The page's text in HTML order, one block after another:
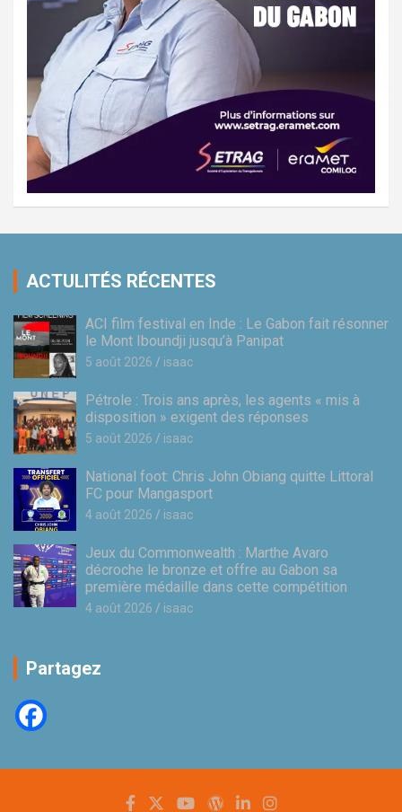
ACTULITÉS RÉCENTES
ACI film festival en Inde : Le Gabon fait résonner
le Mont Iboundji jusqu’à Panipat
5 août 2026 isaac
Pétrole : Trois ans après, les agents « mis à
disposition » exigent des réponses
5 août 2026 isaac
National foot: Chris John Obiang quitte Littoral
FC pour Mangasport
4 août 2026 isaac
Jeux du Commonwealth : Marthe Avaro
décroche le bronze et offre au Gabon sa
première médaille dans cette compétition
4 août 2026 isaac
Partagez